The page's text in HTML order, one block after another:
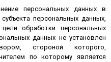
персональных данных в
персональных данных,
обработки персональных
данных не установлен
стороной которого,
по которому является